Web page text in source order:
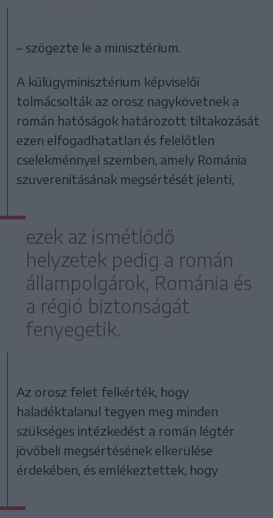
– szögezte le a minisztérium.
A külügyminisztérium képviselői
tolmácsolták az orosz nagykövetnek a
román hatóságok határozott tiltakozását
ezen elfogadhatatlan és felelőtlen
cselekménnyel szemben, amely Románia
szuverenitásának megsértését jelenti,
ezek az ismétlődő
helyzetek pedig a román
állampolgárok, Románia és
a régió biztonságát
fenyegetik.
Az orosz felet felkérték, hogy
haladéktalanul tegyen meg minden
szükséges intézkedést a román légtér
jövőbeli megsértésének elkerülése
érdekében, és emlékeztettek, hogy